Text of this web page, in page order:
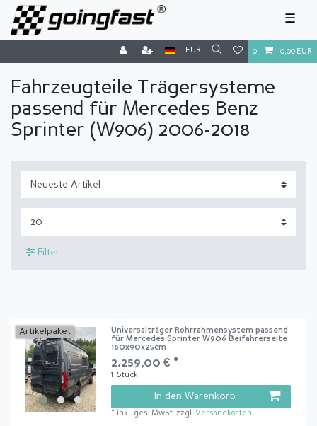
☰
EUR 0 0,00 EUR
Fahrzeugteile Trägersysteme
passend für Mercedes Benz
Sprinter (W906) 2006-2018
Filter
Artikelpaket
Universalträger Rohrrahmensystem passend
für Mercedes Sprinter W906 Beifahrerseite
180x90x25cm
2.259,00 € *
1 Stück
In den Warenkorb
* inkl. ges. MwSt. zzgl. Versandkosten